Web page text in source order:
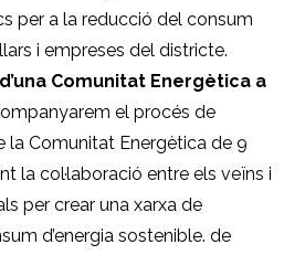
per a la reducció del consum
i empreses del districte.
Comunitat Energètica a
el procés de
la Comunitat Energètica de 9
la col·laboració entre els veïns i
per crear una xarxa de
d’energia sostenible. de